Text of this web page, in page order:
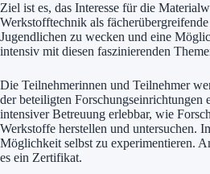
Ziel ist es, das Interesse für die
Werkstofftechnik als
Jugendlichen zu wecken und eine
intensiv mit diesen faszinierenden
Die Teilnehmerinnen und Teilnehmer
der beteiligten
intensiver Betreuung erlebbar, wie
Werkstoffe herstellen und untersuchen.
Möglichkeit selbst zu experimentieren.
es ein Zertifikat.